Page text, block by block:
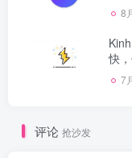
8
快
7
评论 抢沙发